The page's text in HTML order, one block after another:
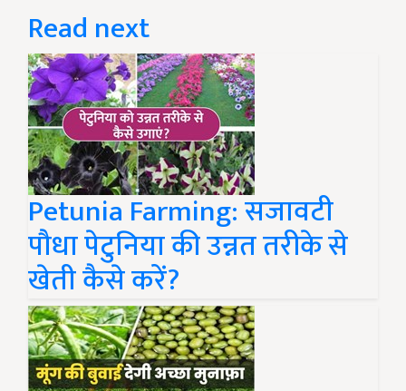
Read next
Petunia Farming: सजावटी
पौधा पेटुनिया की उन्नत तरीके से
खेती कैसे करें?